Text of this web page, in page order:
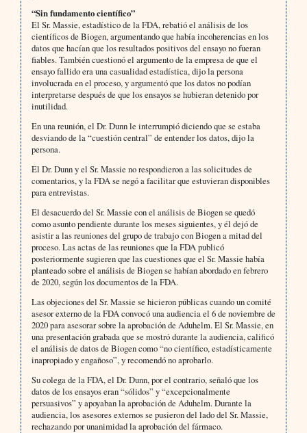
“Sin fundamento científico”
El Sr. Massie, estadístico de la FDA, rebatió el análisis de los
científicos de Biogen, argumentando que había incoherencias en los
datos que hacían que los resultados positivos del ensayo no fueran
fiables. También cuestionó el argumento de la empresa de que el
ensayo fallido era una casualidad estadística, dijo la persona
involucrada en el proceso, y argumentó que los datos no podían
interpretarse después de que los ensayos se hubieran detenido por
inutilidad.
En una reunión, el Dr. Dunn le interrumpió diciendo que se estaba
desviando de la “cuestión central” de entender los datos, dijo la
persona.
El Dr. Dunn y el Sr. Massie no respondieron a las solicitudes de
comentarios, y la FDA se negó a facilitar que estuvieran disponibles
para entrevistas.
El desacuerdo del Sr. Massie con el análisis de Biogen se quedó
como asunto pendiente durante los meses siguientes, y él dejó de
asistir a las reuniones del grupo de trabajo con Biogen a mitad del
proceso. Las actas de las reuniones que la FDA publicó
posteriormente sugieren que las cuestiones que el Sr. Massie había
planteado sobre el análisis de Biogen se habían abordado en febrero
de 2020, según los documentos de la FDA.
Las objeciones del Sr. Massie se hicieron públicas cuando un comité
asesor externo de la FDA convocó una audiencia el 6 de noviembre de
2020 para asesorar sobre la aprobación de Aduhelm. El Sr. Massie, en
una presentación grabada que se mostró durante la audiencia, calificó
el análisis de datos de Biogen como “no científico, estadísticamente
inapropiado y engañoso”, y recomendó no aprobarlo.
Su colega de la FDA, el Dr. Dunn, por el contrario, señaló que los
datos de los ensayos eran “sólidos” y “excepcionalmente
persuasivos” y apoyaban la aprobación de Aduhelm. Durante la
audiencia, los asesores externos se pusieron del lado del Sr. Massie,
rechazando por unanimidad la aprobación del fármaco.